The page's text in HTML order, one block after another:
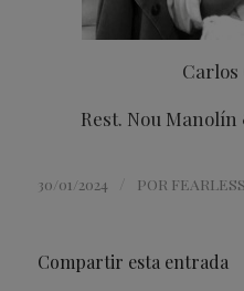
Carlos
Rest. Nou
30/01/2024 POR FEARLESS
Compartir esta entrada